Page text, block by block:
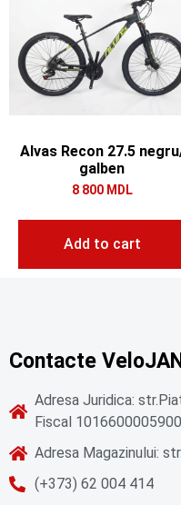
Alvas Recon 27.5
galben
8 800 MDL
Add to cart
Contacte VeloJAN
Adresa Juridica:
Fiscal 1016600005900
Adresa Magazinului:
(+373) 62 004 414